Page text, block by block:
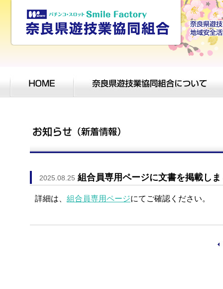
2025.08.25 組合員専用ページに文書を掲載しま
詳細は、 組合員専用ページにてご確認ください。